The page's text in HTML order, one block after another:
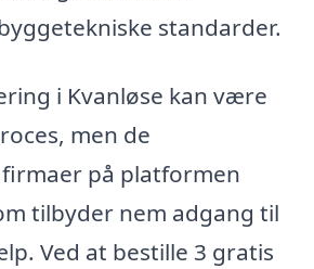
standarder.
i Kvanløse kan være
men de
på platformen
tilbyder nem adgang til
Ved at bestille 3 gratis